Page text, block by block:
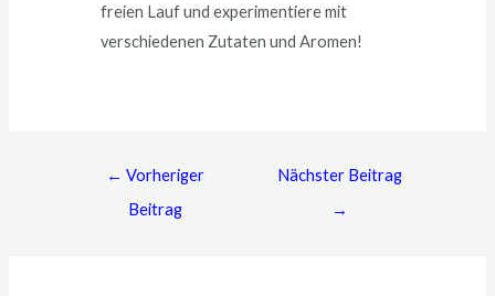
freien Lauf und experimentiere mit
verschiedenen Zutaten und Aromen!
← Vorheriger
Beitrag
Nächster Beitrag
→